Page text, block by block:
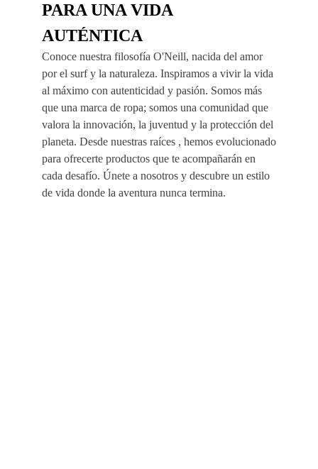
PARA UNA VIDA
AUTÉNTICA
Conoce nuestra filosofía O'Neill, nacida del amor
por el surf y la naturaleza. Inspiramos a vivir la vida
al máximo con autenticidad y pasión. Somos más
que una marca de ropa; somos una comunidad que
valora la innovación, la juventud y la protección del
planeta. Desde nuestras raíces , hemos evolucionado
para ofrecerte productos que te acompañarán en
cada desafío. Únete a nosotros y descubre un estilo
de vida donde la aventura nunca termina.